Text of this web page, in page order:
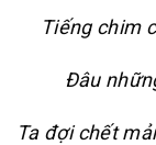
Tiếng chim
Đâu những
Ta đợi chết